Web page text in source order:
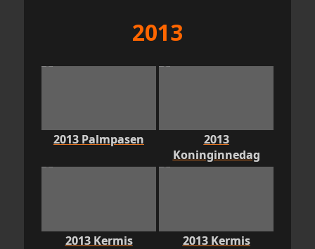
2013
2013 Palmpasen
2013
Koninginnedag
2013 Kermis
2013 Kermis